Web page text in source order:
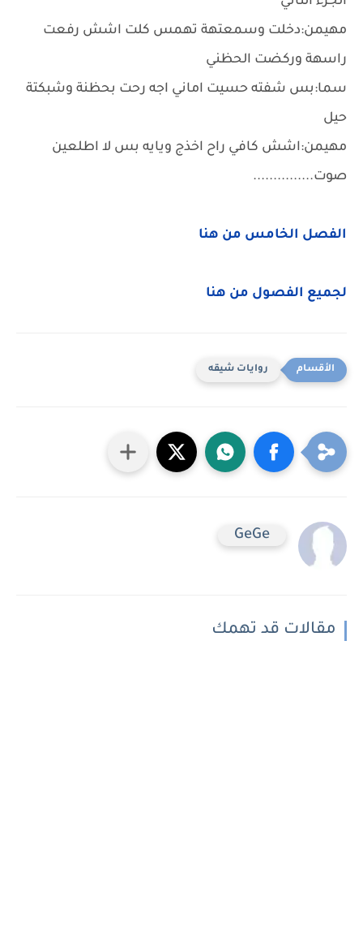
مهيمن:دخلت وسمعتهة تهمس كلت اشش رفعت
راسهة وركضت الحظني
سما:بس شفته حسيت اماني اجه رحت بحظنة وشبكتة
حيل
مهيمن:اشش كافي راح اخذج ويايه بس لا اطلعين
صوت...............
الفصل الخامس من هنا
لجميع الفصول من هنا
روايات شيقه
GeGe
مقالات قد تهمك